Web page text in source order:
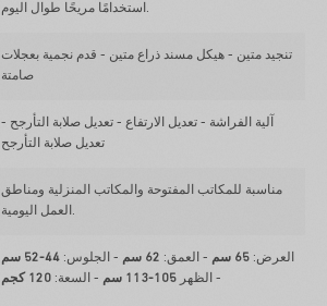
استخدامًا مريحًا طوال اليوم.
تنجيد متين - هيكل مسند ذراع متين - قدم نجمية بعجلات
صامتة
آلية الفراشة - تعديل الارتفاع - تعديل صلابة التأرجح -
تعديل صلابة التأرجح
مناسبة للمكاتب المفتوحة والمكاتب المنزلية ومناطق
العمل اليومية.
العرض: 65 سم - العمق: 62 سم - الجلوس: 44-52 سم
- الظهر 105-113 سم - السعة: 120 كجم